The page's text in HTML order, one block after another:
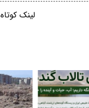
لینک کوتاه